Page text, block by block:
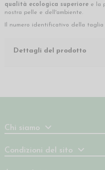
qualità ecologica superiore e la
nostra pelle e dell'ambiente.
Il numero identificativo della
Dettagli del prodotto
Chi siamo
Condizioni del sito